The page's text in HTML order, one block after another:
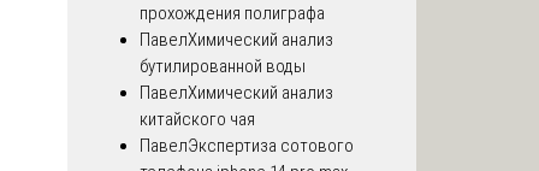
прохождения полиграфа
ПавелХимический анализ
бутилированной воды
ПавелХимический анализ
китайского чая
ПавелЭкспертиза сотового